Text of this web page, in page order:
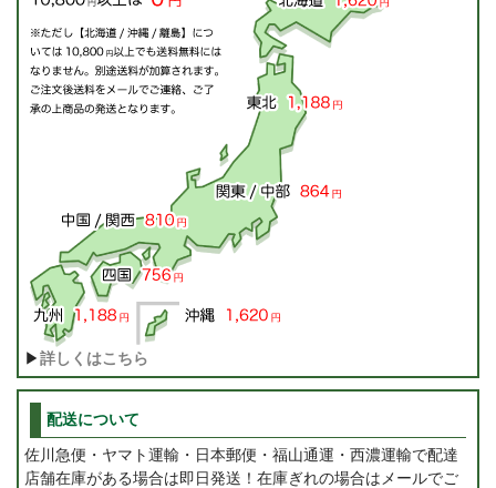
▶詳しくはこちら
配送について
佐川急便・ヤマト運輸・日本郵便・福山通運・西濃運輸で配達
店舗在庫がある場合は即日発送！在庫ぎれの場合はメールでご